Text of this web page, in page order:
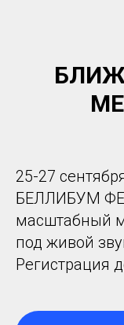
25-27
БЕЛЛИБУМ
масштабный
под живой
Регистрация